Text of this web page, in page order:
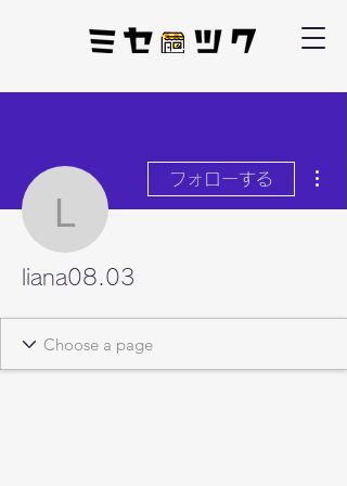
liana08.03
フォローする
liana08.03